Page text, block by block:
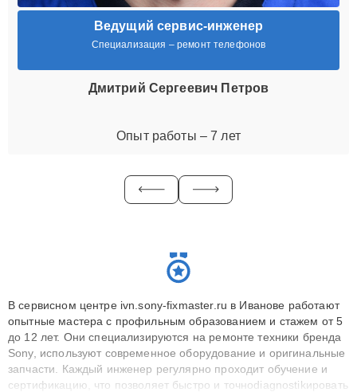
Ведущий сервис-инженер
Специализация – ремонт телефонов
Дмитрий Сергеевич Петров
Опыт работы – 7 лет
В сервисном центре ivn.sony-fixmaster.ru в Иванове работают
опытные мастера с профильным образованием и стажем от 5
до 12 лет. Они специализируются на ремонте техники бренда
Sony, используют современное оборудование и оригинальные
запчасти. Каждый инженер регулярно проходит обучение и
сертификацию, что позволяет быстро и точноdiagnostikировать